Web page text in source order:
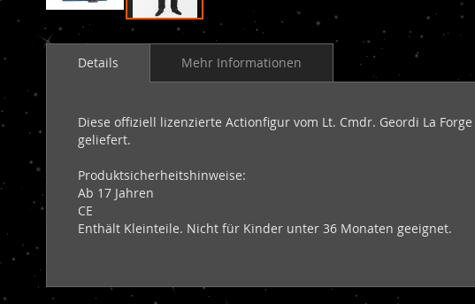
Zum
Anfang
Details
Diese offiziell lizenzierte Actionfigur vom Lt. Cmdr. Geordi La
geliefert.
Produktsicherheitshinweise:
Ab 17 Jahren
CE
Enthält Kleinteile. Nicht für Kinder unter 36 Monaten geeignet.
Mehr Informationen